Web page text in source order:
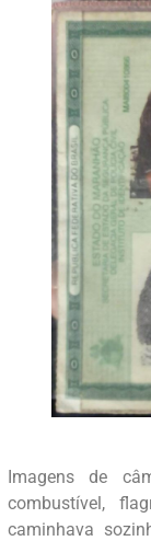
Imagens de
combustível,
caminhava